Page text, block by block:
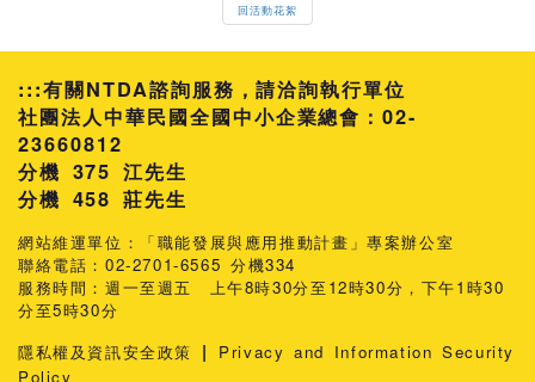
回活動花絮
:::有關NTDA諮詢服務，請洽詢執行單位
社團法人中華民國全國中小企業總會：02-
23660812
分機 375 江先生
458 莊先生
網站維運單位：「職能發展與應用推動計畫」專案辦公室
聯絡電話：02-2701-6565 分機334
服務時間：週一至週五 上午8時30分至12時30分，下午1時30
分至5時30分
隱私權及資訊安全政策 |
Privacy and Information Security
Policy